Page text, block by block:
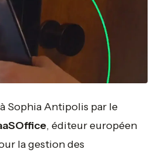
Sophia Antipolis par le
, éditeur européen
la gestion des